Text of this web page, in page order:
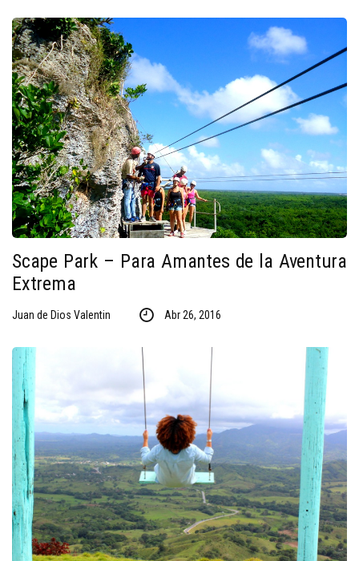
Scape Park – Para Amantes de la Aventura
Extrema
Juan de Dios Valentin Abr 26, 2016